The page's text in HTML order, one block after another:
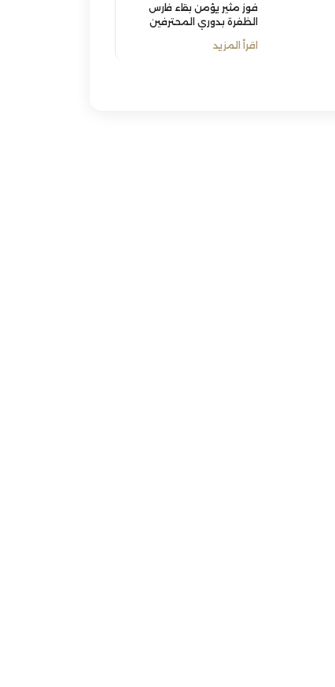
فوز مثير يؤمن بقاء فارس
الظفرة بدوري المحترفين
اقرأ المزيد